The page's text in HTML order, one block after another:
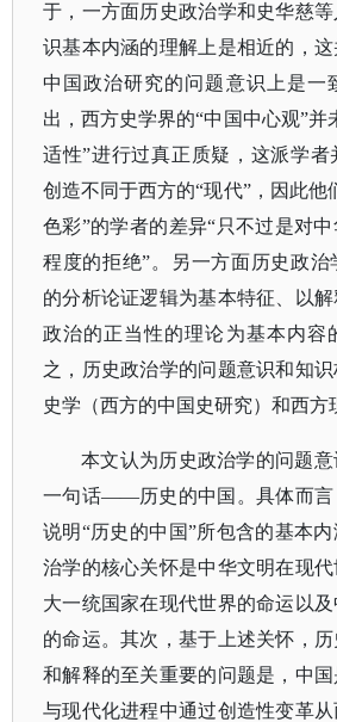
于，一方面历史政治学和史华慈
识基本内涵的理解上是相近的，
中国政治研究的问题意识上是一
出，西方史学界的“中国中心观”并
适性”进行过真正质疑，这派学者
创造不同于西方的“现代”，因此他
色彩”的学者的差异“只不过是对
程度的拒绝”。另一方面历史政
的分析论证逻辑为基本特征、以
政治的正当性的理论为基本内容
之，历史政治学的问题意识和知
史学（西方的中国史研究）和西方
本文认为历史政治学的问题
一句话——历史的中国。具体而言
说明“历史的中国”所包含的基本
治学的核心关怀是中华文明在现
大一统国家在现代世界的命运以
的命运。其次，基于上述关怀，
和解释的至关重要的问题是，中
与现代化进程中通过创造性变革